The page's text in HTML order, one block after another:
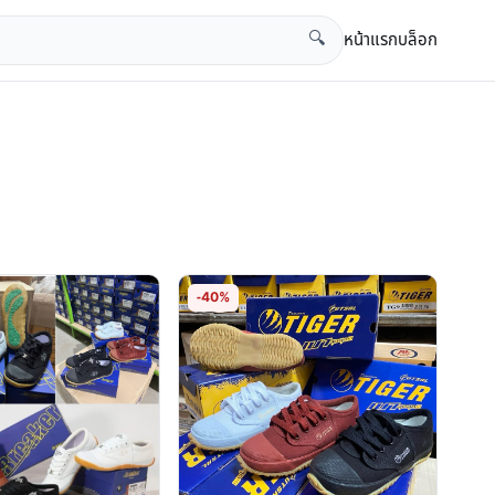
🔍 หน้าแรกบล็อก
-40%